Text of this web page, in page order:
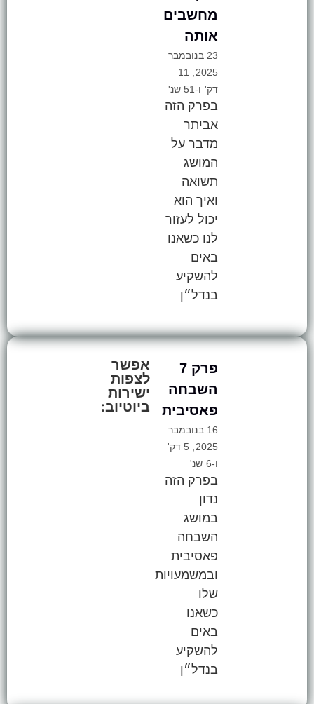
מחשבים
אותה
23 בנובמבר
2025, 11
דק' ו-51 שנ'
בפרק הזה
אביתר
מדבר על
המושג
תשואה
ואיך הוא
יכול לעזור
לנו כשאנו
באים
להשקיע
בנדל״ן
פרק 7
השבחה
פאסיבית
16 בנובמבר
2025, 5 דק'
ו-6 שנ'
בפרק הזה
נדון
במושג
השבחה
פאסיבית
ובמשמעויות
שלו
כשאנו
באים
להשקיע
בנדל״ן
אפשר
לצפות
ישירות
ביוטיוב: